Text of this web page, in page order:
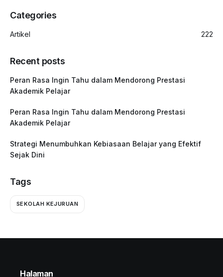
Categories
Artikel 222
Recent posts
Peran Rasa Ingin Tahu dalam Mendorong Prestasi
Akademik Pelajar
Peran Rasa Ingin Tahu dalam Mendorong Prestasi
Akademik Pelajar
Strategi Menumbuhkan Kebiasaan Belajar yang Efektif
Sejak Dini
Tags
SEKOLAH KEJURUAN
Halaman